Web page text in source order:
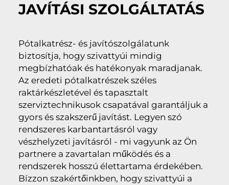
JAVÍTÁSI SZOLGÁLTATÁS
Pótalkatrész- és javítószolgálatunk
biztosítja, hogy szivattyúi mindig
megbízhatóak és hatékonyak maradjanak.
Az eredeti pótalkatrészek széles
raktárkészletével és tapasztalt
szerviztechnikusok csapatával garantáljuk a
gyors és szakszerű javítást. Legyen szó
rendszeres karbantartásról vagy
vészhelyzeti javításról - mi vagyunk az Ön
partnere a zavartalan működés és a
rendszerek hosszú élettartama érdekében.
Bízzon szakértőinkben, hogy szivattyúi a